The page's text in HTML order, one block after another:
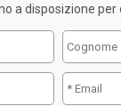
a disposizione